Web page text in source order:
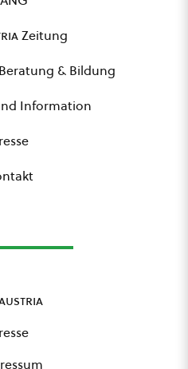
Zeitung
& Bildung
Information